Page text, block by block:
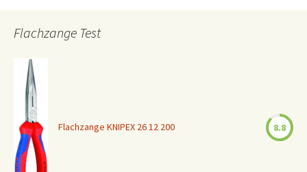
Flachzange Test
Flachzange KNIPEX 26 12 200 8.8